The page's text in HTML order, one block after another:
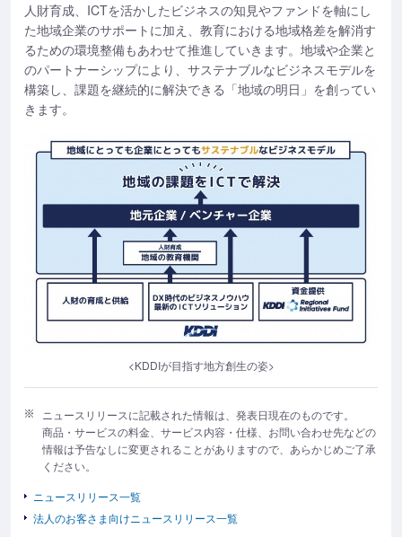
人財育成、ICTを活かしたビジネスの知見やファンドを軸にし
た地域企業のサポートに加え、教育における地域格差を解消す
るための環境整備もあわせて推進していきます。地域や企業と
のパートナーシップにより、サステナブルなビジネスモデルを
構築し、課題を継続的に解決できる「地域の明日」を創ってい
きます。
<KDDIが目指す地方創生の姿>
ニュースリリースに記載された情報は、発表日現在のものです。
商品・サービスの料金、サービス内容・仕様、お問い合わせ先などの
情報は予告なしに変更されることがありますので、あらかじめご了承
ください。
ニュースリリース一覧
法人のお客さま向けニュースリリース一覧